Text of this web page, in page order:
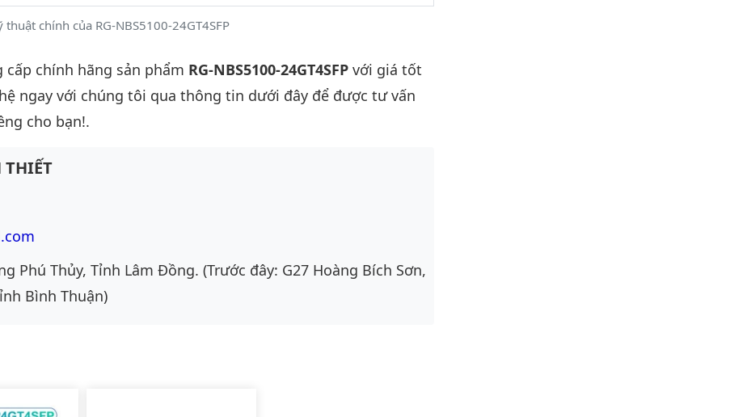
thuật chính của RG-NBS5100-24GT4SFP
chính hãng sản phẩm RG-NBS5100-24GT4SFP với giá tốt
ngay với chúng tôi qua thông tin dưới đây để được tư vấn
cho bạn!.
THIẾT
Phú Thủy, Tỉnh Lâm Đồng. (Trước đây: G27 Hoàng Bích Sơn,
Bình Thuận)